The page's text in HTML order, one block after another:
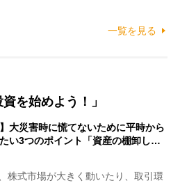
一覧を見る
を始めよう！」
】大災害時に慌てないために平時から
い3つのポイント「資産の棚卸し…
株式市場が大きく動いたり、取引環